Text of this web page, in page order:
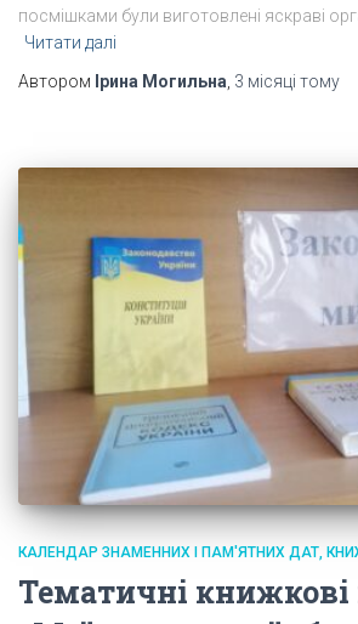
посмішками були виготовлені яскраві
Читати далі
Автором Ірина Могильна 3 місяці тому
КАЛЕНДАР ЗНАМЕННИХ І ПАМ'ЯТНИХ ДАТ,
Тематичні